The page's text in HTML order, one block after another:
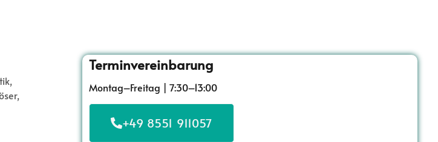
Terminvereinbarung
Montag–Freitag | 7:30–13:00
+49 8551 911057